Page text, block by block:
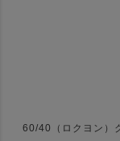
60/40（ロクヨン）